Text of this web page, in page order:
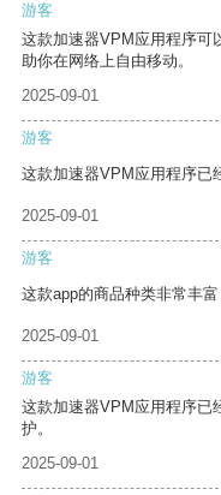
游客
这款加速器VPM应用程序可
助你在网络上自由移动。
2025-09-01
游客
这款加速器VPM应用程序已
2025-09-01
游客
这款app的商品种类非常丰
2025-09-01
游客
这款加速器VPM应用程序已
护。
2025-09-01